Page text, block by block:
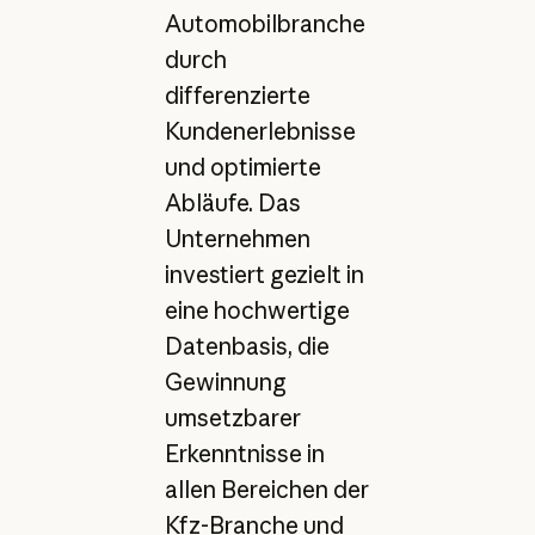
Automobilbranche
durch
differenzierte
Kundenerlebnisse
und optimierte
Abläufe. Das
Unternehmen
investiert gezielt in
eine hochwertige
Datenbasis, die
Gewinnung
umsetzbarer
Erkenntnisse in
allen Bereichen der
Kfz-Branche und